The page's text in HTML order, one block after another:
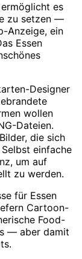
es
zu setzen —
Anzeige, ein
Essen
Designer
wollen
Dateien.
die sich
einfache
um auf
zu werden.
für Essen
Cartoon-
Food-
— aber damit